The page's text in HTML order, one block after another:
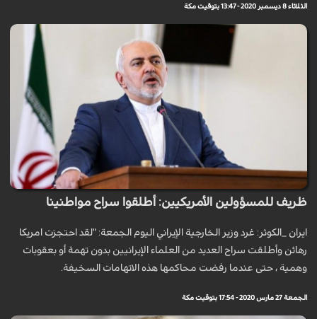
الثلاثاء 8 ديسمبر 2020 - 13:47 بتوقيت مكة
ظريف للمسؤولين الأمريكيين: أطلقوا سراح مواطنينا
ايران _الكوثر: غرد وزير الخارجية الإيراني اليوم الجمعة: "لقد احتجزت امريكا
رهائن وأطلقت سراح العديد من العلماء الإيرانيين بدون تهمة أو بعقوبات
وهمية ، حتى عندما رفضت محاكمها هذه الاتهامات السخيفة.
الجمعة 27 مارس 2020 - 17:54 بتوقيت مكة